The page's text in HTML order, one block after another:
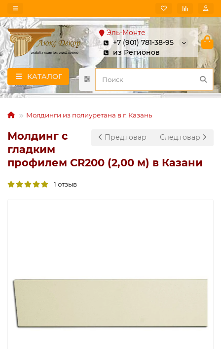
Эль-Монте
+7 (901) 781-38-95
из Регионов
КАТАЛОГ
Молдинги из полиуретана в г. Казань
Пред.товар След.товар
Молдинг с
гладким
профилем CR200 (2,00 м) в Казани
1 отзыв